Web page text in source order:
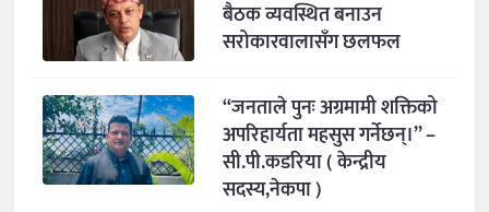
बैठक व्यवस्थित बनाउन
सरोकारवालासँग छलफल
“जनताले पुनः अग्रमामी शक्तिको
अपरिहार्यता महसुस गर्नेछन्।” –
सी.पी.कडरिया ( केन्द्रीय
सदस्य,नेकपा )